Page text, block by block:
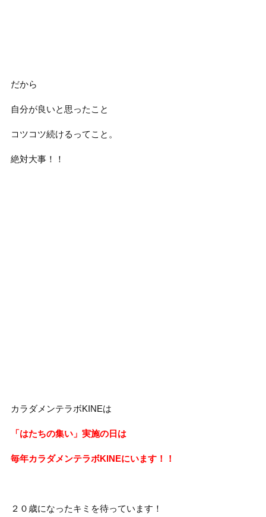
だから
自分が良いと思ったこと
コツコツ続けるってこと。
絶対大事！！
カラダメンテラボKINEは
「はたちの集い」実施の日は
毎年カラダメンテラボKINEにいます！！
２０歳になったキミを待っています！